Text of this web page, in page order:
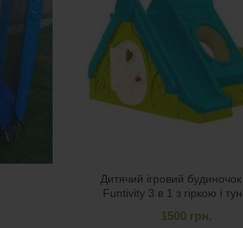
Дитячий ігровий
Funtivity 3 в 1 з гіркою і
1500 грн.